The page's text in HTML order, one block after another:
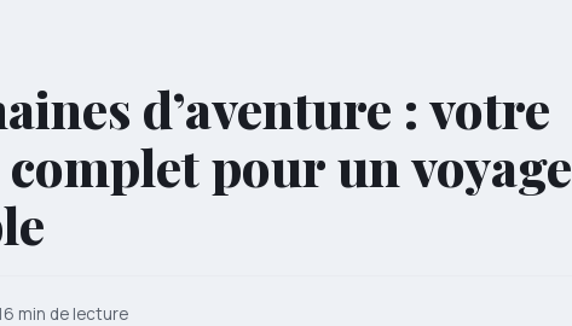
d’aventure : votre
pour un voyage
min de lecture